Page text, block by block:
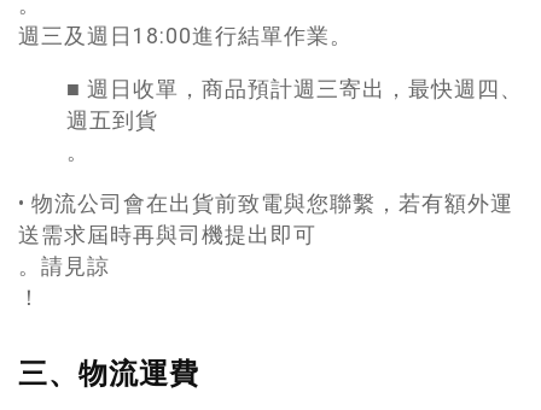
。
週三及週日18:00進行結單作業。
■ 週日收單，商品預計週三寄出，最快週四、
週五到貨
。
• 物流公司會在出貨前致電與您聯繫，若有額外運
送需求屆時再與司機提出即可
。請見諒
！
三、物流運費